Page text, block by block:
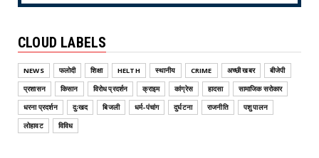
NEWS
NEWS
वरिष्ठ नागरिक तीर्थ यात्रा योजना-2026 के लिए
ऑनलाइन लॉटरी नि...
CLOUD LABELS
NEWS फलोदी शिक्षा HELTH स्थानीय CRIME अच्छी खबर
बीजेपी
प्रशासन
किसान विरोध प्रदर्शन क्राइम कांग्रेस हादसा
सामाजिक सरोकार
धरना प्रदर्शन
दुःखद बिजली धर्म-पंचांग दुर्घटना राजनीति
पशु पालन
लोहावट
विविध